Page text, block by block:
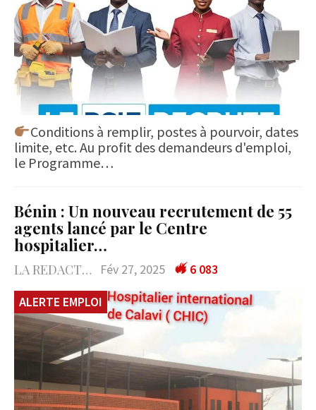
Conditions à remplir, postes à pourvoir, dates
limite, etc. Au profit des demandeurs d'emploi,
le Programme…
Bénin : Un nouveau recrutement de 55
agents lancé par le Centre
hospitalier…
LA REDACTION Fév 27, 2025
6 083
ALERTE EMPLOI